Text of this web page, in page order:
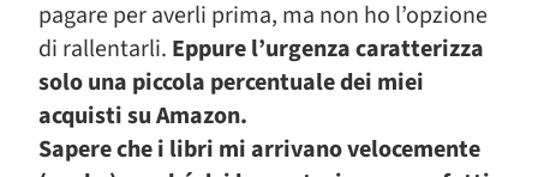
pagare per averli prima, ma non ho l’opzione
di rallentarli. Eppure l’urgenza caratterizza
solo una piccola percentuale dei miei
acquisti su Amazon.
Sapere che i libri mi arrivano velocemente